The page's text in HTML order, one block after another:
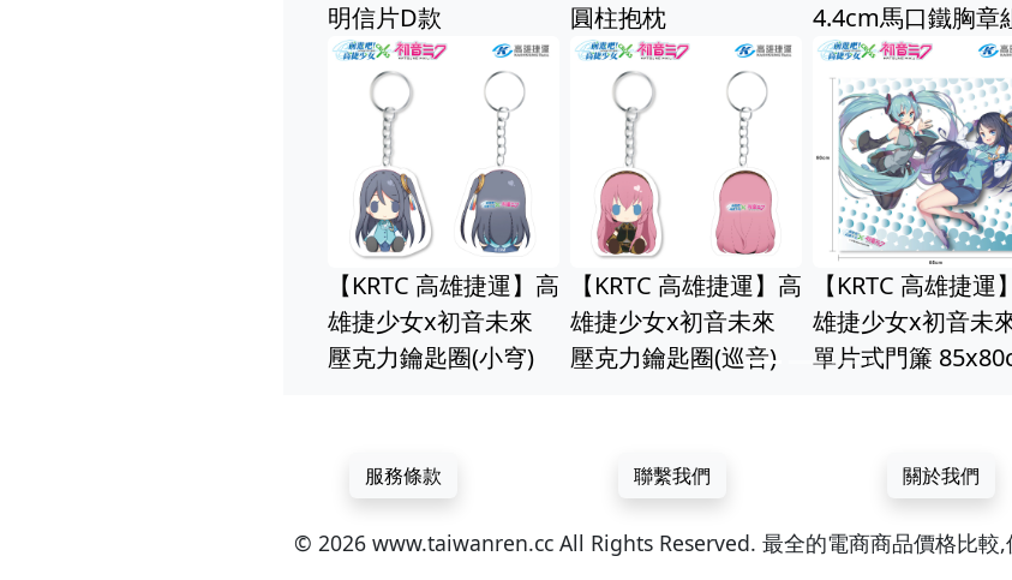
明信片D款
圓柱抱枕
4.4cm馬口鐵胸章
【KRTC 高雄捷運】高
雄捷少女x初音未來
壓克力鑰匙圈(小穹)
【KRTC 高雄捷運】高
雄捷少女x初音未來
壓克力鑰匙圈(巡音)
【KRTC 高雄捷運
雄捷少女x初音未
單片式門簾
服務條款 聯繫我們 關於我們
© 2026 www.taiwanren.cc All Rights Reserved. 最全的電商商品價格比較